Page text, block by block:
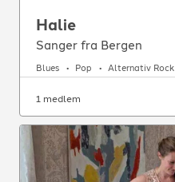
Halie
Sanger fra Bergen
Blues Pop Alternativ Rock
1 medlem